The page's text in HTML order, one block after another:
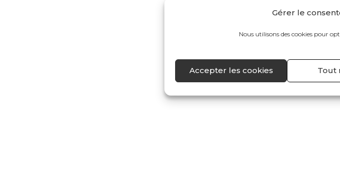
Gérer le
Nous utilisons des cookies pour
Accepter les cookies Tout
au spa et à la boutique des Thermes